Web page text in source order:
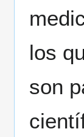
los
son